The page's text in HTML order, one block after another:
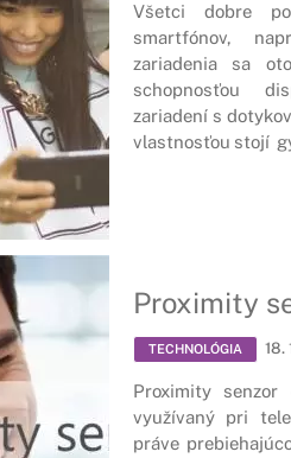
Všetci dobre
smartfónov,
zariadenia sa
schopnosťou
zariadení s
vlastnosťou stojí
Proximity
TECHNOLÓGIA 18.
Proximity
využívaný pri
práve